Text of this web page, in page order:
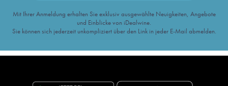
Mit Ihrer Anmeldung erhalten Sie exklusiv ausgewählte Neuigkeiten, Angebote
und Einblicke von iDealwine.
Sie können sich jederzeit unkompliziert über den Link in jeder E-Mail abmelden.